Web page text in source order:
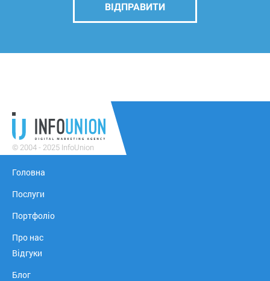
ВІДПРАВИТИ
© 2004 - 2025 InfoUnion
Головна
Послуги
Портфоліо
Про нас
Відгуки
Блог